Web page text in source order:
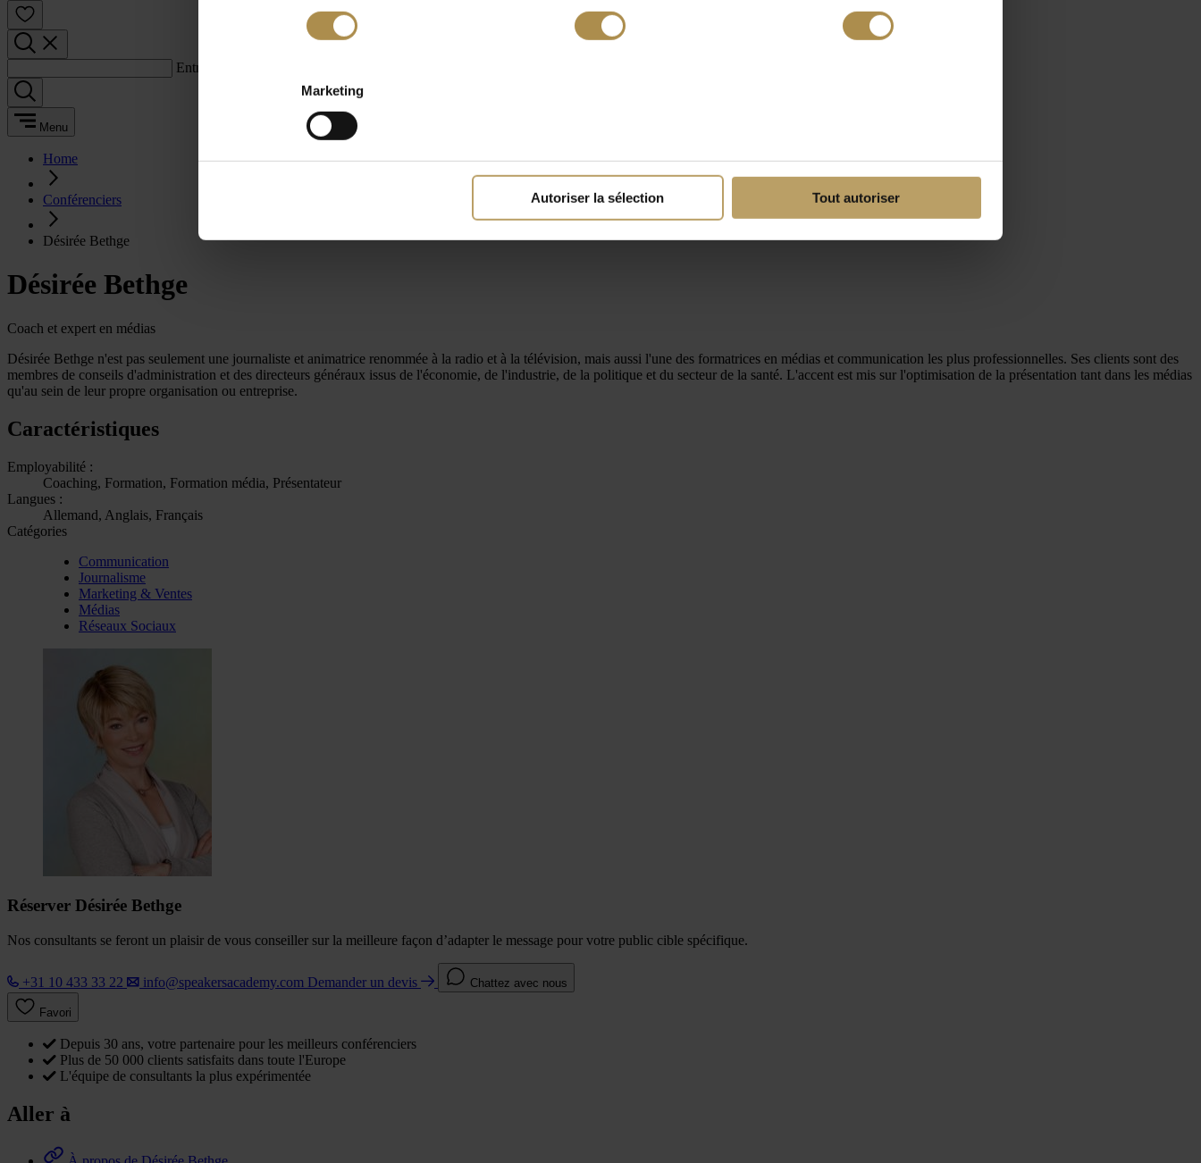
Marketing
Autoriser la sélection Tout autoriser
Entrez un terme de recherche :
Menu
Home
Conférenciers
Désirée Bethge
Désirée Bethge
Coach et expert en médias
Désirée Bethge n'est pas seulement une journaliste et animatrice renommée à la radio et à la télévision, mais aussi l'une des formatrices en médias et communication les plus professionnelles. Ses clients sont des
membres de conseils d'administration et des directeurs généraux issus de l'économie, de l'industrie, de la politique et du secteur de la santé. L'accent est mis sur l'optimisation de la présentation tant dans les médias
qu'au sein de leur propre organisation ou entreprise.
Caractéristiques
Employabilité :
Coaching, Formation, Formation média, Présentateur
Langues :
Allemand, Anglais, Français
Catégories
Communication
Journalisme
Marketing & Ventes
Médias
Réseaux Sociaux
Réserver Désirée Bethge
Nos consultants se feront un plaisir de vous conseiller sur la meilleure façon d’adapter le message pour votre public cible spécifique.
+31 10 433 33 22 info@speakersacademy.com Demander un devis Chattez avec nous
Favori
Depuis 30 ans, votre partenaire pour les meilleurs conférenciers
Plus de 50 000 clients satisfaits dans toute l'Europe
L'équipe de consultants la plus expérimentée
Aller à